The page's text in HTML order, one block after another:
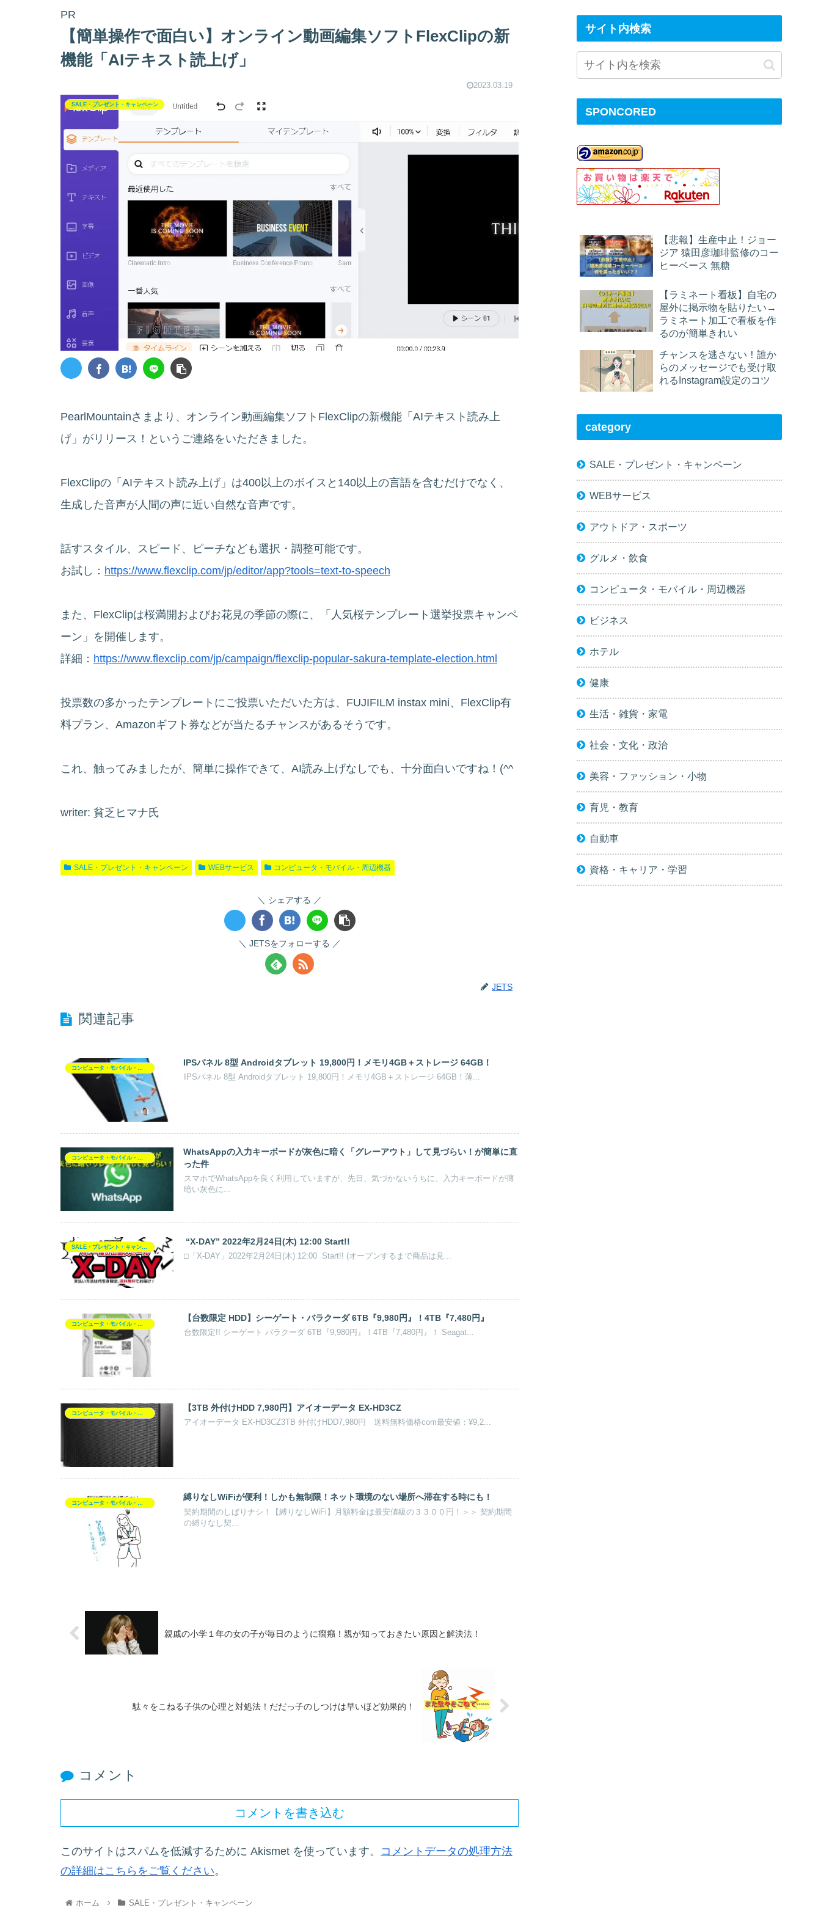
PR
【簡単操作で面白い】オンライン動画編集ソフトFlexClipの新
機能「AIテキスト読上げ」
2023.03.19
SALE・プレゼント・キャンペーン
PearlMountainさまより、オンライン動画編集ソフトFlexClipの新機能「AIテキスト読み上
げ」がリリース！というご連絡をいただきました。
FlexClipの「AIテキスト読み上げ」は400以上のボイスと140以上の言語を含むだけでなく、
生成した音声が人間の声に近い自然な音声です。
話すスタイル、スピード、ピーチなども選択・調整可能です。
お試し： https://www.flexclip.com/jp/editor/app?tools=text-to-speech
また、FlexClipは桜満開およびお花見の季節の際に、「人気桜テンプレート選挙投票キャンペ
ーン」を開催します。
詳細： https://www.flexclip.com/jp/campaign/flexclip-popular-sakura-template-election.html
投票数の多かったテンプレートにご投票いただいた方は、FUJIFILM instax mini、FlexClip有
料プラン、Amazonギフト券などが当たるチャンスがあるそうです。
これ、触ってみましたが、簡単に操作できて、AI読み上げなしでも、十分面白いですね！(^^
writer: 貧乏ヒマナ氏
SALE・プレゼント・キャンペーン WEBサービス コンピュータ・モバイル・周辺機器
シェアする
JETSをフォローする
JETS
関連記事
IPSパネル 8型 Androidタブレット 19,800円！メモリ4GB＋ストレージ 64GB！
IPSパネル 8型 Androidタブレット 19,800円！メモリ4GB＋ストレージ 64GB！薄...
WhatsAppの入力キーボードが灰色に暗く「グレーアウト」して見づらい！が簡単に直
った件
スマホでWhatsAppを良く利用していますが、先日、気づかないうちに、入力キーボードが薄
暗い灰色に...
SALE・プレゼント・キャンペーン
“X-DAY” 2022年2月24日(木) 12:00 Start!!
□「X-DAY」2022年2月24日(木) 12:00 Start!! (オープンするまで商品は見...
【台数限定 HDD】シーゲート・バラクーダ 6TB『9,980円』！4TB『7,480円』
台数限定!! シーゲート バラクーダ 6TB『9,980円』！4TB『7,480円』！ Seagat...
コンピュータ・モバイル・周辺機器
【3TB 外付けHDD 7,980円】アイオーデータ EX-HD3CZ
アイオーデータ EX-HD3CZ3TB 外付けHDD7,980円 送料無料価格com最安値：¥9,2...
縛りなしWiFiが便利！しかも無制限！ネット環境のない場所へ滞在する時にも！
契約期間のしばりナシ！【縛りなしWiFi】月額料金は最安値級の３３００円！＞＞ 契約期間
の縛りなし契...
親戚の小学１年の女の子が毎日のように癇癪！親が知っておきたい原因と解決法！
駄々をこねる子供の心理と対処法！だだっ子のしつけは早いほど効果的！
コメント
コメントを書き込む
このサイトはスパムを低減するために Akismet を使っています。 コメントデータの処理方法
の詳細はこちらをご覧ください。
ホーム SALE・プレゼント・キャンペーン
サイト内検索
SPONCORED
【悲報】生産中止！ジョー
ジア 猿田彦珈琲監修のコー
ヒーベース 無糖
【ラミネート看板】自宅の
屋外に掲示物を貼りたい→
ラミネート加工で看板を作
るのが簡単きれい
チャンスを逃さない！誰か
らのメッセージでも受け取
れるInstagram設定のコツ
category
SALE・プレゼント・キャンペーン
WEBサービス
アウトドア・スポーツ
グルメ・飲食
コンピュータ・モバイル・周辺機器
ビジネス
ホテル
健康
生活・雑貨・家電
社会・文化・政治
美容・ファッション・小物
育児・教育
自動車
資格・キャリア・学習